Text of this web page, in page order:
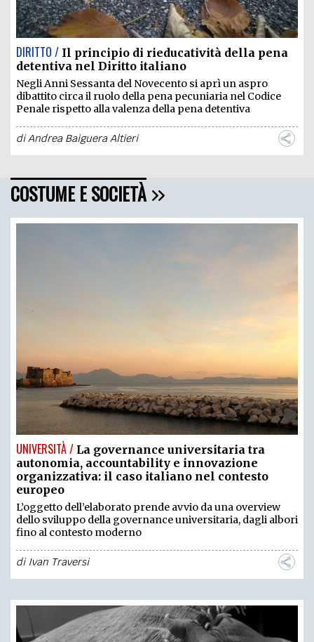
DIRITTO / Il principio di rieducatività della pena
detentiva nel Diritto italiano
Negli Anni Sessanta del Novecento si aprì un aspro
dibattito circa il ruolo della pena pecuniaria nel Codice
Penale rispetto alla valenza della pena detentiva
diAndrea Baiguera Altieri
COSTUME E SOCIETÀ
UNIVERSITÀ / La governance universitaria tra
autonomia, accountability e innovazione
organizzativa: il caso italiano nel contesto
europeo
L’oggetto dell’elaborato prende avvio da una overview
dello sviluppo della governance universitaria, dagli albori
fino al contesto moderno
di Ivan Traversi